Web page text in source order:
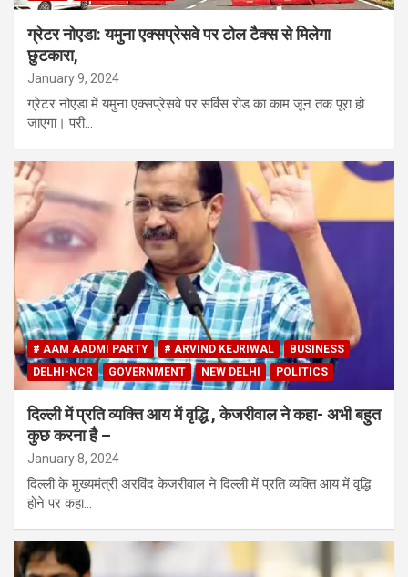
ग्रेटर नोएडा: यमुना एक्सप्रेसवे पर टोल टैक्स से मिलेगा
छुटकारा,
January 9, 2024
ग्रेटर नोएडा में यमुना एक्सप्रेसवे पर सर्विस रोड का काम जून तक पूरा हो
जाएगा। परी…
# AAM AADMI PARTY # ARVIND KEJRIWAL
BUSINESS
DELHI-NCR
GOVERNMENT NEW DELHI POLITICS
दिल्ली में प्रति व्यक्ति आय में वृद्धि , केजरीवाल ने कहा- अभी बहुत
कुछ करना है –
January 8, 2024
दिल्ली के मुख्यमंत्री अरविंद केजरीवाल ने दिल्ली में प्रति व्यक्ति आय में वृद्धि
होने पर कहा…